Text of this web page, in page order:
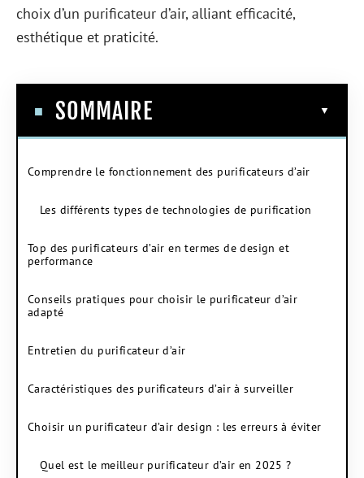
choix d’un purificateur d’air, alliant efficacité,
esthétique et praticité.
SOMMAIRE
Comprendre le fonctionnement des purificateurs d’air
Les différents types de technologies de purification
Top des purificateurs d’air en termes de design et
performance
Conseils pratiques pour choisir le purificateur d’air
adapté
Entretien du purificateur d’air
Caractéristiques des purificateurs d’air à surveiller
Choisir un purificateur d’air design : les erreurs à éviter
Quel est le meilleur purificateur d’air en 2025 ?